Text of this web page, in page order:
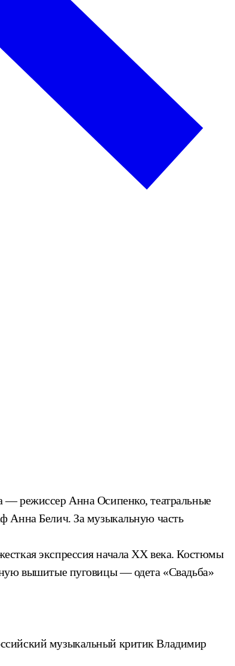
— режиссер Анна Осипенко, театральные
Анна Белич. За музыкальную часть
экспрессия начала ХХ века. Костюмы
вышитые пуговицы — одета «Свадьба»
музыкальный критик Владимир